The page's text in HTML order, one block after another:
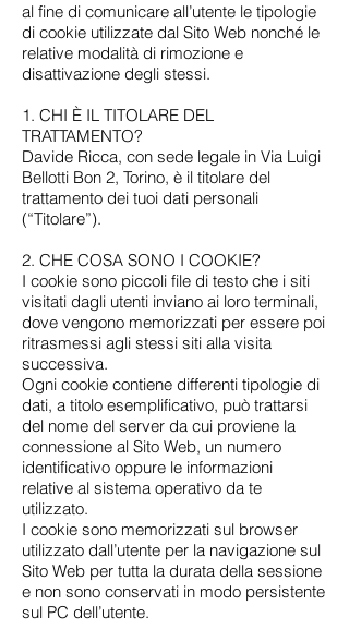
al fine di comunicare all’utente le tipologie
di cookie utilizzate dal Sito Web nonché le
relative modalità di rimozione e
disattivazione degli stessi.
1. CHI È IL TITOLARE DEL
TRATTAMENTO?
Davide Ricca, con sede legale in Via Luigi
Bellotti Bon 2, Torino, è il titolare del
trattamento dei tuoi dati personali
(“Titolare”).
2. CHE COSA SONO I COOKIE?
I cookie sono piccoli file di testo che i siti
visitati dagli utenti inviano ai loro terminali,
dove vengono memorizzati per essere poi
ritrasmessi agli stessi siti alla visita
successiva.
Ogni cookie contiene differenti tipologie di
dati, a titolo esemplificativo, può trattarsi
del nome del server da cui proviene la
connessione al Sito Web, un numero
identificativo oppure le informazioni
relative al sistema operativo da te
utilizzato.
I cookie sono memorizzati sul browser
utilizzato dall’utente per la navigazione sul
Sito Web per tutta la durata della sessione
e non sono conservati in modo persistente
sul PC dell’utente.